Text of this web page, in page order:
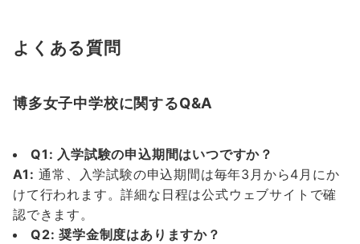
よくある質問
博多女子中学校に関するQ&A
Q1: 入学試験の申込期間はいつですか？
A1: 通常、入学試験の申込期間は毎年3月から4月にか
けて行われます。詳細な日程は公式ウェブサイトで確
認できます。
Q2: 奨学金制度はありますか？